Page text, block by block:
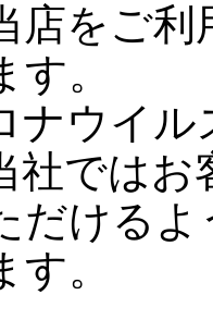
店をご
。
ナウイル
社ではお
だける
。